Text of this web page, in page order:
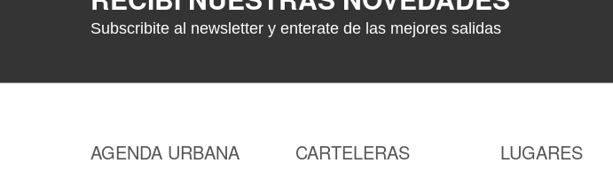
Subscribite al newsletter y enterate de las mejores salidas
AGENDA URBANA CARTELERAS LUGARES